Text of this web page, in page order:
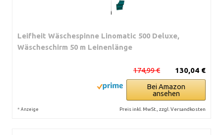
Leifheit Wäschespinne Linomatic 500 Deluxe,
Wäscheschirm 50 m Leinenlänge
130,04 €
174,99 €
Bei Amazon
ansehen
* Anzeige Preis inkl. MwSt., zzgl. Versandkosten